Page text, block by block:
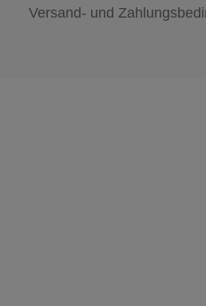
Versand- und